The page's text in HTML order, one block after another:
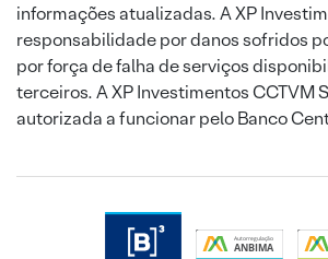
informações atualizadas. A XP
responsabilidade por danos sofridos
por força de falha de serviços
terceiros. A XP Investimentos CCTVM
autorizada a funcionar pelo Banco